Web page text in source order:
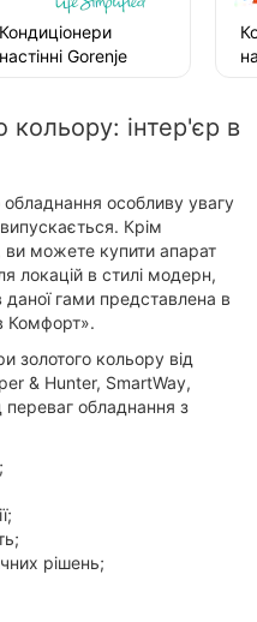
Кондиціонери
настінні Gorenje
кольору: інтер'єр в
обладнання особливу увагу
Крім
ви можете купити апарат
локацій в стилі модерн,
даної гами представлена ​​в
Комфорт».
золотого кольору від
& Hunter, SmartWay,
переваг обладнання з
рішень;